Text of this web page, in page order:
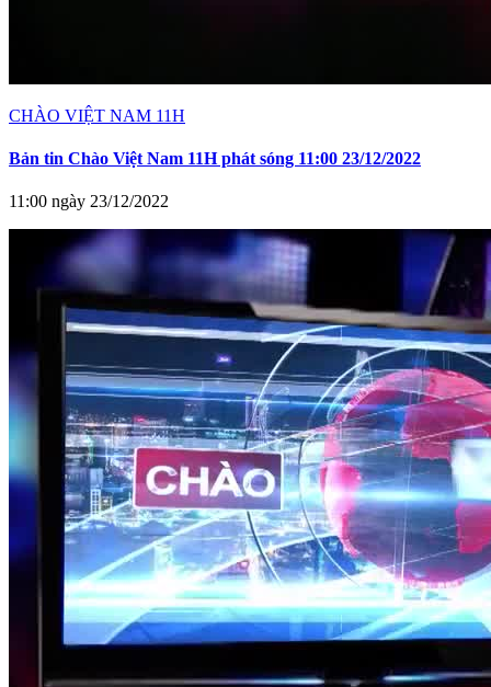
CHÀO VIỆT NAM 11H
Bản tin Chào Việt Nam 11H phát sóng 11:00 23/12/2022
11:00 ngày 23/12/2022